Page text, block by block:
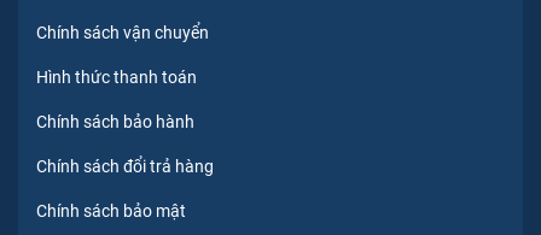
Chính sách vận chuyển
Hình thức thanh toán
Chính sách bảo hành
Chính sách đổi trả hàng
Chính sách bảo mật